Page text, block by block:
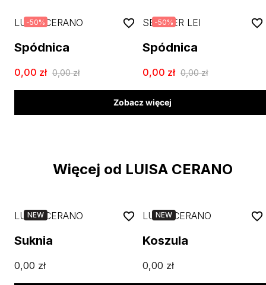
-50%
LUISA CERANO
Spódnica
0,00 zł 0,00 zł
-50%
SEM PER LEI
Spódnica
0,00 zł 0,00 zł
Zobacz więcej
Więcej od LUISA CERANO
NEW
LUISA CERANO
Suknia
0,00 zł
NEW
LUISA CERANO
Koszula
0,00 zł